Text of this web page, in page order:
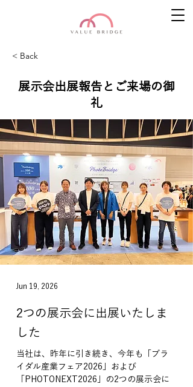
< Back
展示会出展報告とご来場の御
礼
Jun 19, 2026
2つの展示会に出展いたしま
した
当社は、昨年に引き続き、今年も「ブラ
イダル産業フェア2026」および
「PHOTONEXT2026」の2つの展示会に